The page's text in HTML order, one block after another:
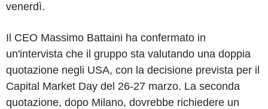
venerdì.
Il CEO Massimo Battaini ha confermato in
un'intervista che il gruppo sta valutando una doppia
quotazione negli USA, con la decisione prevista per il
Capital Market Day del 26-27 marzo. La seconda
quotazione, dopo Milano, dovrebbe richiedere un